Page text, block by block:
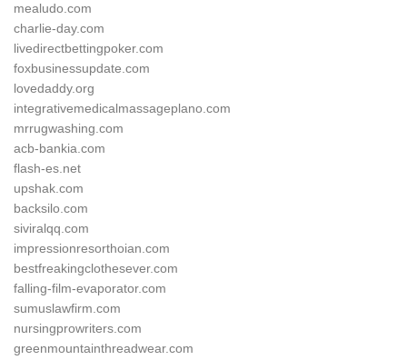
mealudo.com
charlie-day.com
livedirectbettingpoker.com
foxbusinessupdate.com
lovedaddy.org
integrativemedicalmassageplano.com
mrrugwashing.com
acb-bankia.com
flash-es.net
upshak.com
backsilo.com
siviralqq.com
impressionresorthoian.com
bestfreakingclothesever.com
falling-film-evaporator.com
sumuslawfirm.com
nursingprowriters.com
greenmountainthreadwear.com